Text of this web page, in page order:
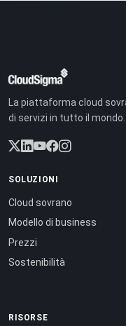
La piattaforma cloud
di servizi in tutto il mondo.
SOLUZIONI
Cloud sovrano
Modello di business
Prezzi
Sostenibilità
RISORSE